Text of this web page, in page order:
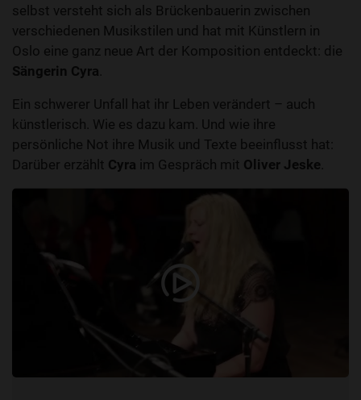
selbst versteht sich als Brückenbauerin zwischen
verschiedenen Musikstilen und hat mit Künstlern in
Oslo eine ganz neue Art der Komposition entdeckt: die
Sängerin Cyra
Ein schwerer Unfall hat ihr Leben verändert – auch
künstlerisch. Wie es dazu kam. Und wie ihre
persönliche Not ihre Musik und Texte beeinflusst hat:
Darüber erzählt Cyra im Gespräch mit Oliver Jeske